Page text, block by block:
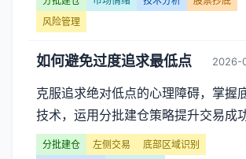
第
页
风险管理
如何避免过度追求最低点 2026-
克服追求绝对低点的心理障碍，掌握
技术，运用分批建仓策略提升交易成
分批建仓 左侧交易
底部区域识别